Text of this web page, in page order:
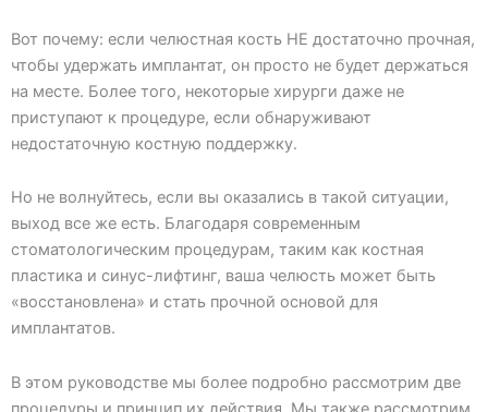
Вот почему: если челюстная кость НЕ достаточно прочная,
чтобы удержать имплантат, он просто не будет держаться
на месте. Более того, некоторые хирурги даже не
приступают к процедуре, если обнаруживают
недостаточную костную поддержку.
Но не волнуйтесь, если вы оказались в такой ситуации,
выход все же есть. Благодаря современным
стоматологическим процедурам, таким как костная
пластика и синус-лифтинг, ваша челюсть может быть
«восстановлена» и стать прочной основой для
имплантатов.
В этом руководстве мы более подробно рассмотрим две